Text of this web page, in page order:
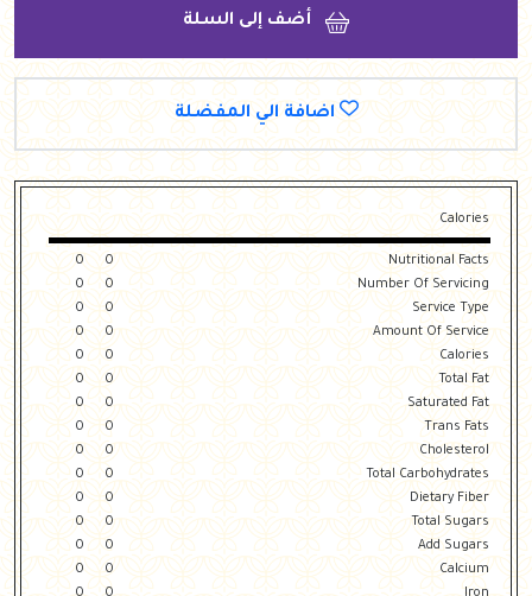
أضف إلى السلة
اضافة الي المفضلة
Calories
Nutritional Facts
0
0
Number Of Servicing
0
0
Service Type
0
0
Amount Of Service
0
0
Calories
0
0
Total Fat
0
0
Saturated Fat
0
0
Trans Fats
0
0
Cholesterol
0
0
Total Carbohydrates
0
0
Dietary Fiber
0
0
Total Sugars
0
0
Add Sugars
0
0
Calcium
0
0